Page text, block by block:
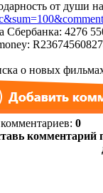
от души
Сбербанка: 4276
о новых
: 0